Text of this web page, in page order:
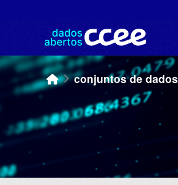
conjuntos de dados